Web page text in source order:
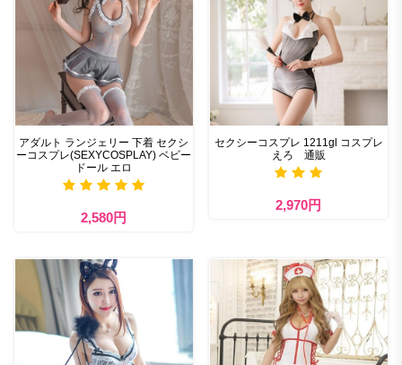
アダルト ランジェリー 下着 セクシ
ーコスプレ(SEXYCOSPLAY) ベビー
ドール エロ
2,580円
セクシーコスプレ 1211gl コスプレ
えろ 通販
2,970円